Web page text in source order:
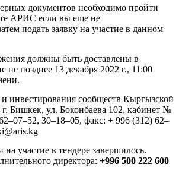
документов необходимо пройти
АРИС если вы еще не
подать заявку на участие в данном
должны быть доставлены в
не позднее 13 декабря 2022 г., 11 :00
.
и инвестирования сообществ Кыргызской
г. Бишкек, ул. Боконбаева 102, кабинет №
30–18–05, факс: + 996 (312) 62–
на участие в тендере завершилось.
директора: +996 500 222 600